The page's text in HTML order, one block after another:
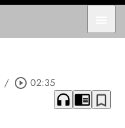
/ play_circle_outline 02:35
headphones chrome_reader_mode bookmark_border